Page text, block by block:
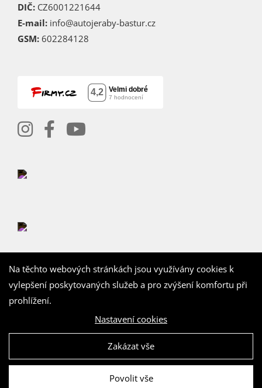
DIČ: CZ6001221644
E-mail: info@autojeraby-bastur.cz
GSM: 602284128
©4WORKS Solutions
Na těchto webových stránkách jsou využívány cookies k
vylepšení poskytovaných služeb a pro zvýšení komfortu při
prohlížení.
Nastavení cookies
Zakázat vše
Povolit vše